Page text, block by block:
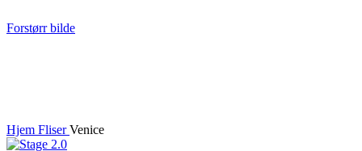
Forstørr bilde
Hjem FliserVenice